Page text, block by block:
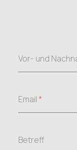
Vor- und
Email *
Betreff